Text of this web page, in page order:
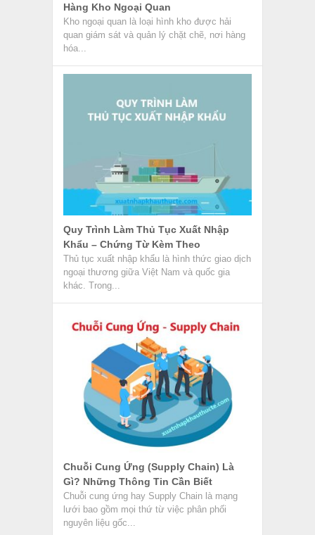
Hàng Kho Ngoại Quan
Kho ngoại quan là loại hình kho được hải
quan giám sát và quản lý chặt chẽ, nơi hàng
hóa...
Quy Trình Làm Thủ Tục Xuất Nhập
Khẩu – Chứng Từ Kèm Theo
Thủ tục xuất nhập khẩu là hình thức giao dịch
ngoại thương giữa Việt Nam và quốc gia
khác. Trong...
Chuỗi Cung Ứng (Supply Chain) Là
Gì? Những Thông Tin Cần Biết
Chuỗi cung ứng hay Supply Chain là mạng
lưới bao gồm mọi thứ từ việc phân phối
nguyên liệu gốc...